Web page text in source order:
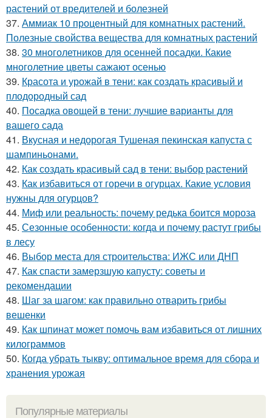
растений от вредителей и болезней
37. Аммиак 10 процентный для комнатных растений.
Полезные свойства вещества для комнатных растений
38. 30 многолетников для осенней посадки. Какие
многолетние цветы сажают осенью
39. Красота и урожай в тени: как создать красивый и
плодородный сад
40. Посадка овощей в тени: лучшие варианты для
вашего сада
41. Вкусная и недорогая Тушеная пекинская капуста с
шампиньонами.
42. Как создать красивый сад в тени: выбор растений
43. Как избавиться от горечи в огурцах. Какие условия
нужны для огурцов?
44. Миф или реальность: почему редька боится мороза
45. Сезонные особенности: когда и почему растут грибы
в лесу
46. Выбор места для строительства: ИЖС или ДНП
47. Как спасти замерзшую капусту: советы и
рекомендации
48. Шаг за шагом: как правильно отварить грибы
вешенки
49. Как шпинат может помочь вам избавиться от лишних
килограммов
50. Когда убрать тыкву: оптимальное время для сбора и
хранения урожая
Популярные материалы